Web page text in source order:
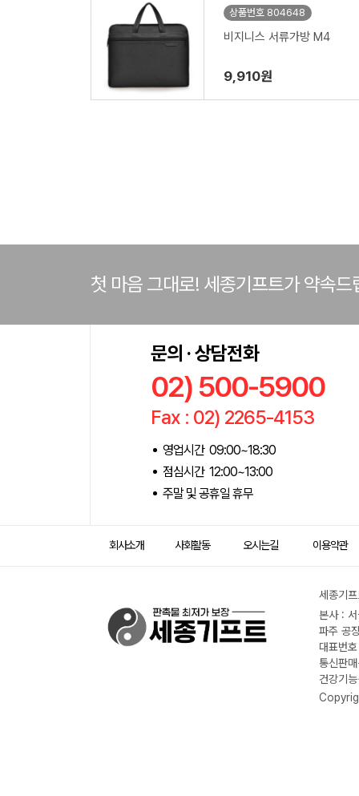
상품번호 804648
비지니스 서류가방 M4
9,910원
첫 마음 그대로! 세종기프트가 약속드
문의 · 상담전화
02) 500-5900
Fax : 02) 2265-4153
영업시간 09:00~18:30
점심시간 12:00~13:00
주말 및 공휴일 휴무
회사소개 사회활동 오시는길 이용약관
세종기
본사 :
파주 공
대표번
통신판
건강기